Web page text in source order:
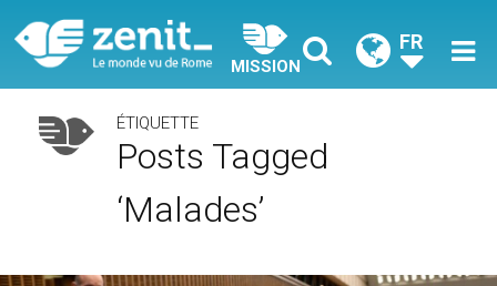
MISSION
FR
ÉTIQUETTE
Posts Tagged
‘malades’